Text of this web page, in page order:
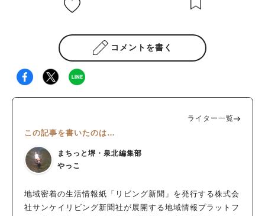
コメントを書く
ライター一覧
この記事を書いたのは…
まちっと堺・泉北編集部
やっこ
地域密着の生活情報紙「リビング新聞」を発行する株式会
社サンケイリビング新聞社が展開する地域情報プラットフ